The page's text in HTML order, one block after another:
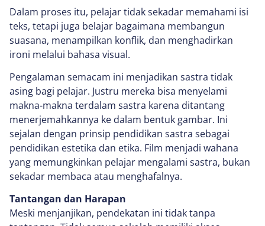
Dalam proses itu, pelajar tidak sekadar memahami isi
teks, tetapi juga belajar bagaimana membangun
suasana, menampilkan konflik, dan menghadirkan
ironi melalui bahasa visual.
Pengalaman semacam ini menjadikan sastra tidak
asing bagi pelajar. Justru mereka bisa menyelami
makna-makna terdalam sastra karena ditantang
menerjemahkannya ke dalam bentuk gambar. Ini
sejalan dengan prinsip pendidikan sastra sebagai
pendidikan estetika dan etika. Film menjadi wahana
yang memungkinkan pelajar mengalami sastra, bukan
sekadar membaca atau menghafalnya.
Tantangan dan Harapan
Meski menjanjikan, pendekatan ini tidak tanpa